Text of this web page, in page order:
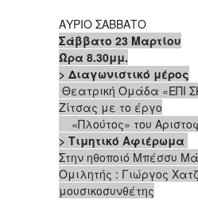
ΑΥΡΙΟ ΣΑΒΒΑΤΟ
Σάββατο 23 Μαρτίου
Ώρα 8.30μμ.
> Διαγωνιστικό μέρος
Θεατρική Ομάδα «ΕΠΙ
Ζίτσας με το έργο
«Πλούτος» του
> Τιμητικό Αφιέρωμα
Στην ηθοποιό Μπέσσυ
Ομιλητής : Γιώργος
μουσικοσυνθέτης